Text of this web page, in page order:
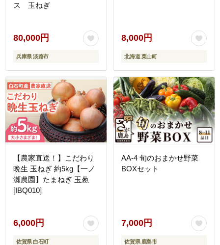
ス 玉ねぎ
80,000円
兵庫県 淡路市
8,000円
北海道 栗山町
【農家直送！】こだわり
晩生 玉ねぎ 約5kg【一ノ
瀬農園】たまねぎ 玉葱
[IBQ010]
6,000円
佐賀県 白石町
AA-4 旬のおまかせ野菜
BOXセット
7,000円
佐賀県 鹿島市